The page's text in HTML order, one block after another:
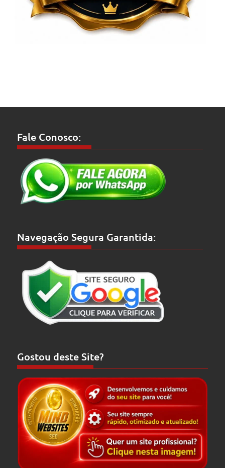
Fale Conosco:
Navegação Segura Garantida:
Gostou deste Site?